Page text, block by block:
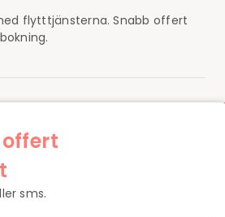
flytttjänsterna. Snabb offert
sms.